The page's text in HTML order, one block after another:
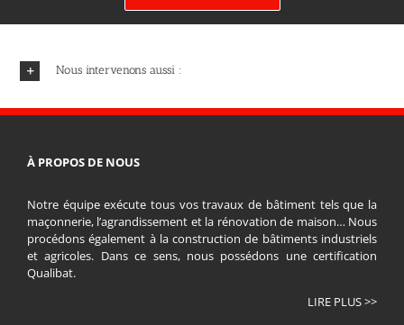
Nous intervenons aussi :
À PROPOS DE NOUS
Notre équipe exécute tous vos travaux de bâtiment tels que la
maçonnerie, l’agrandissement et la rénovation de maison… Nous
procédons également à la construction de bâtiments industriels
et agricoles. Dans ce sens, nous possédons une certification
Qualibat.
LIRE PLUS >>